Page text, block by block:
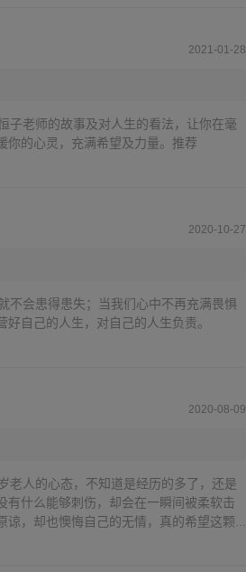
2021-01-28
子老师的故事及对人生的看法，让你在毫
你的心灵，充满希望及力量。推荐
2020-10-27
不会患得患失；当我们心中不再充满畏惧
自己的人生，对自己的人生负责。
2020-08-09
老人的心态，不知道是经历的多了，还是
有什么能够刺伤，却会在一瞬间被柔软击
谅，却也懊悔自己的无情，真的希望这颗